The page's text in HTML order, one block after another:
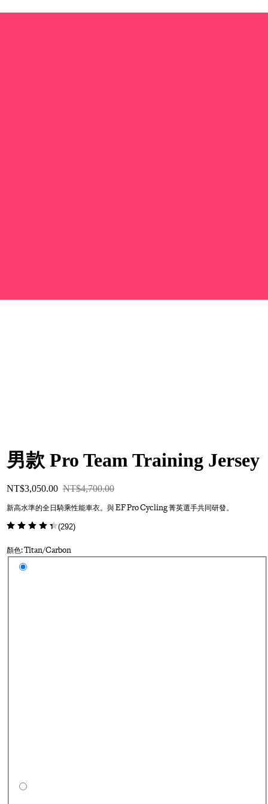
男款 Pro Team Training Jersey
NT$3,050.00 NT$4,700.00
新高水準的全日騎乘性能車衣。與 EF Pro Cycling 菁英選手共同研發。
(292)
顏色: Titan/Carbon
Select a colour